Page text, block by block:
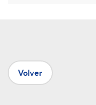
nVolver